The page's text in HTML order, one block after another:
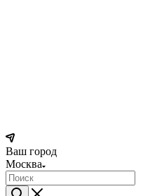
Ваш город
Москва